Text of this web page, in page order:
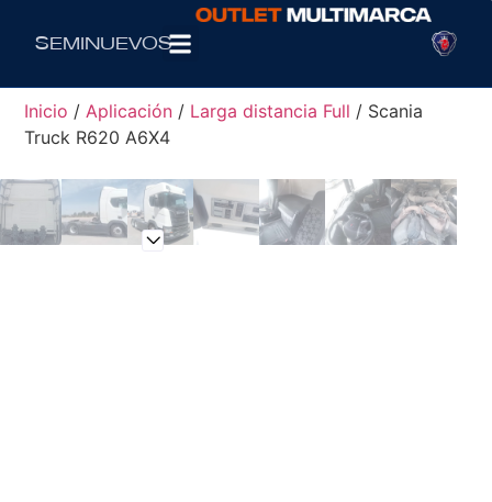
Seminuevos
Inicio / Aplicación / Larga distancia Full / Scania
Truck R620 A6X4